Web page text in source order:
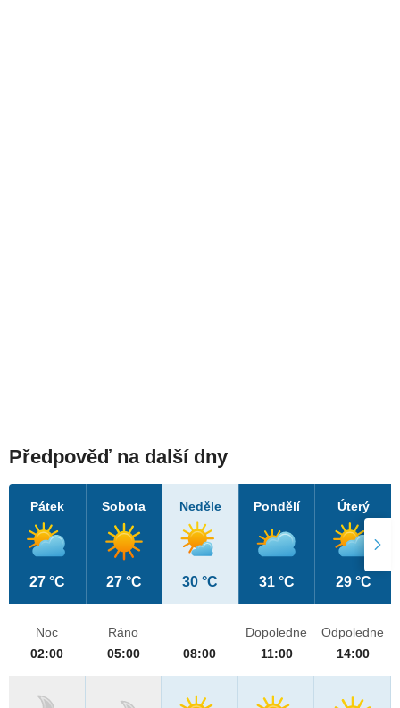
Předpověď na další dny
Pátek
27 °C
Sobota
27 °C
Neděle
30 °C
Pondělí
31 °C
Úterý
29 °C
Noc
02:00
Ráno
05:00
08:00
Dopoledne
11:00
Odpoledne
14:00